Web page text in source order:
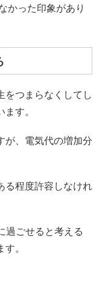
かった印象があり
をつまらなくしてし
す。
が、電気代の増加分
る程度許容しなけれ
過ごせると考える
。